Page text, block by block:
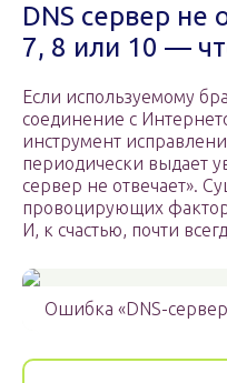
DNS сервер не
7, 8 или 10 —
Если используемому
соединение с
инструмент
периодически выдает
сервер не отвечает».
провоцирующих
И, к счастью, почти
Ошибка «DNS-